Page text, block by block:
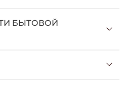
БЫТОВОЙ